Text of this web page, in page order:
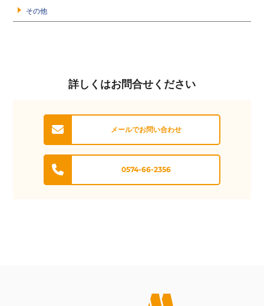
その他
詳しくはお問合せください
メールでお問い合わせ
0574-66-2356